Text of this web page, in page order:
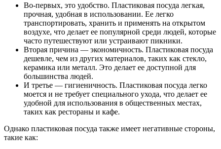
Во-первых, это удобство. Пластиковая посуда легкая,
прочная, удобная в использовании. Ее легко
транспортировать, хранить и применять на открытом
воздухе, что делает ее популярной среди людей, которые
часто путешествуют или устраивают пикники.
Вторая причина — экономичность. Пластиковая посуда
дешевле, чем из других материалов, таких как стекло,
керамика или металл. Это делает ее доступной для
большинства людей.
И третье — гигиеничность. Пластиковая посуда легко
моется и не требует специального ухода, что делает ее
удобной для использования в общественных местах,
таких как рестораны и кафе.
Однако пластиковая посуда также имеет негативные стороны,
такие как: